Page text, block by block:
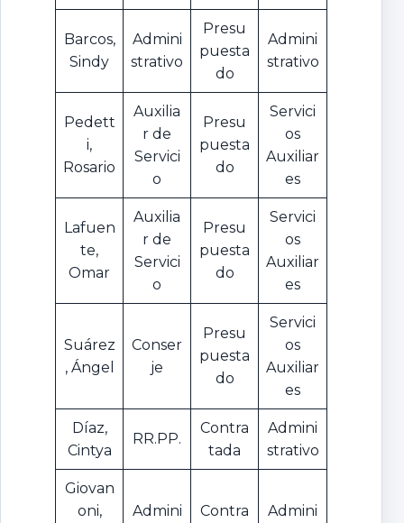
Barcos,
Sindy
Admini
strativo
Presu
puesta
do
Admini
strativo
Pedett
i,
Rosario
Auxilia
r de
Servici
o
Presu
puesta
do
Servici
os
Auxiliar
es
Lafuen
te,
Omar
Auxilia
r de
Servici
o
Presu
puesta
do
Servici
os
Auxiliar
es
Suárez
, Ángel
Conser
je
Presu
puesta
do
Servici
os
Auxiliar
es
Díaz,
Cintya
RR.PP.
Contra
tada
Admini
strativo
Giovan
oni,
Admini
Contra
Admini